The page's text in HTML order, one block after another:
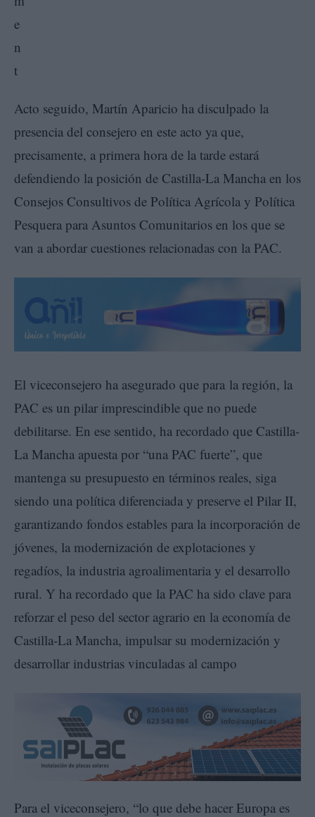
Acto seguido, Martín Aparicio ha disculpado la
presencia del consejero en este acto ya que,
precisamente, a primera hora de la tarde estará
defendiendo la posición de Castilla-La Mancha en los
Consejos Consultivos de Política Agrícola y Política
Pesquera para Asuntos Comunitarios en los que se
van a abordar cuestiones relacionadas con la PAC.
El viceconsejero ha asegurado que para la región, la
PAC es un pilar imprescindible que no puede
debilitarse. En ese sentido, ha recordado que Castilla-
La Mancha apuesta por “una PAC fuerte”, que
mantenga su presupuesto en términos reales, siga
siendo una política diferenciada y preserve el Pilar II,
garantizando fondos estables para la incorporación de
jóvenes, la modernización de explotaciones y
regadíos, la industria agroalimentaria y el desarrollo
rural. Y ha recordado que la PAC ha sido clave para
reforzar el peso del sector agrario en la economía de
Castilla-La Mancha, impulsar su modernización y
desarrollar industrias vinculadas al campo
Para el viceconsejero, “lo que debe hacer Europa es